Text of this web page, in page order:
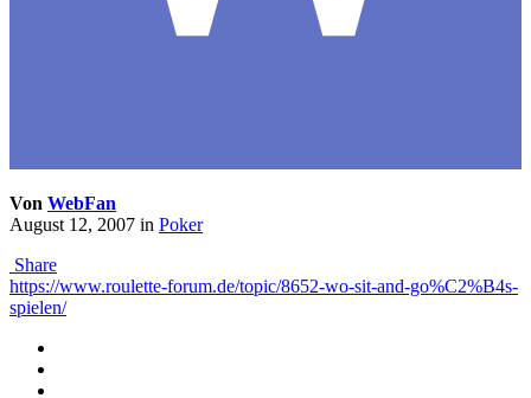
Von WebFan
August 12, 2007 in Poker
Share
https://www.roulette-forum.de/topic/8652-wo-sit-and-go%C2%B4s-
spielen/